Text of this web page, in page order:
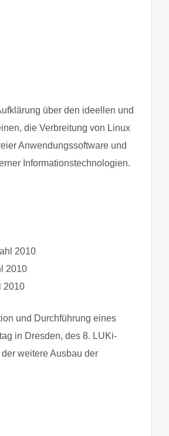
über den ideellen und
die Verbreitung von Linux
Anwendungssoftware und
Informationstechnologien.
2010
2010
2010
und Durchführung eines
in Dresden, des 8. LUKi-
der weitere Ausbau der